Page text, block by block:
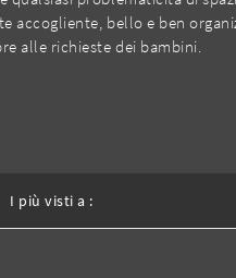
accogliente, bello e ben
alle richieste dei bambini.
I più visti a :